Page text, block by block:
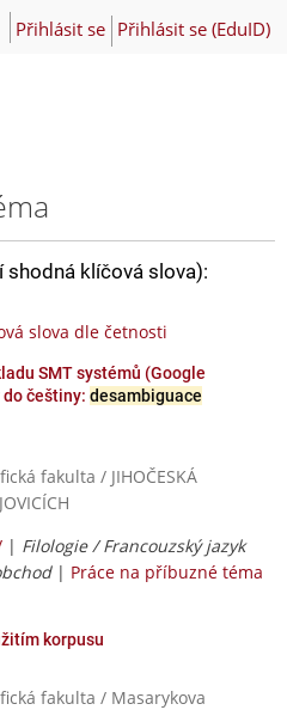
Přihlásit se Přihlásit se (EduID)
shodná klíčová slova):
slova dle četnosti
SMT systémů (Google
češtiny: desambiguace
fakulta / JIHOČESKÁ
| Filologie / Francouzský jazyk
| Práce na příbuzné téma
korpusu
fakulta / Masarykova